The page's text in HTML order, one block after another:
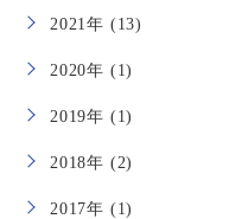
2021年 (13)
2020年 (1)
2019年 (1)
2018年 (2)
2017年 (1)